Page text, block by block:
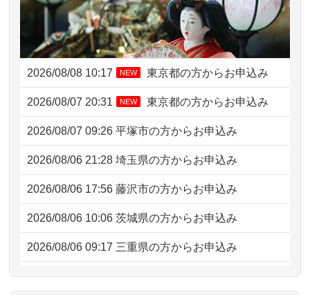
2026/08/08 10:17 NEW 東京都の方からお申込み
2026/08/07 20:31 NEW 東京都の方からお申込み
2026/08/07 09:26 平塚市の方からお申込み
2026/08/06 21:28 埼玉県の方からお申込み
2026/08/06 17:56 藤沢市の方からお申込み
2026/08/06 10:06 茨城県の方からお申込み
2026/08/06 09:17 三重県の方からお申込み
2026/08/06 06:48 横浜市の方からお申込み